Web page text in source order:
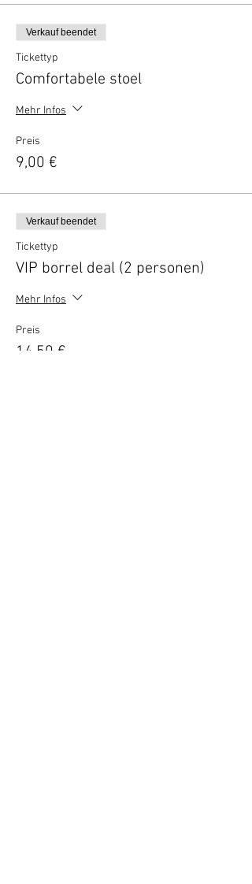
Verkauf beendet
Tickettyp
Comfortabele stoel
Mehr Infos
Preis
9,00 €
Verkauf beendet
Tickettyp
VIP borrel deal (2 personen)
Mehr Infos
Preis
14,50 €